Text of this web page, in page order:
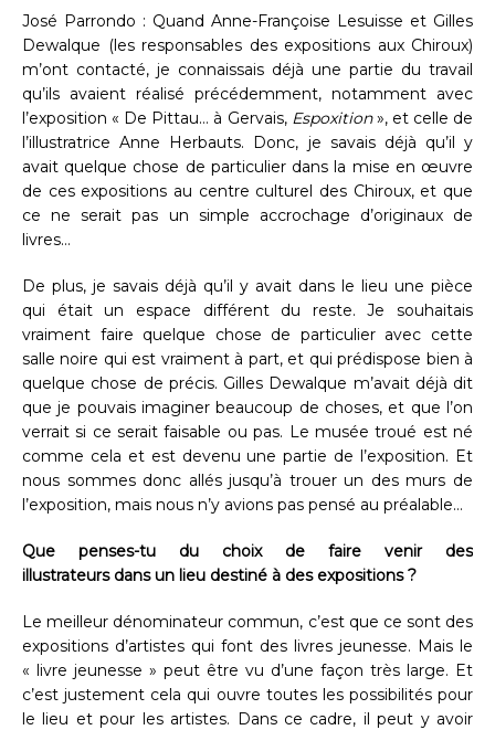
José Parrondo : Quand Anne-Françoise Lesuisse et Gilles
Dewalque (les responsables des expositions aux Chiroux)
m’ont contacté, je connaissais déjà une partie du travail
qu’ils avaient réalisé précédemment, notamment avec
l’exposition « De Pittau… à Gervais, Espoxition», et celle de
l’illustratrice Anne Herbauts. Donc, je savais déjà qu’il y
avait quelque chose de particulier dans la mise en œuvre
de ces expositions au centre culturel des Chiroux, et que
ce ne serait pas un simple accrochage d’originaux de
livres…
De plus, je savais déjà qu’il y avait dans le lieu une pièce
qui était un espace différent du reste. Je souhaitais
vraiment faire quelque chose de particulier avec cette
salle noire qui est vraiment à part, et qui prédispose bien à
quelque chose de précis. Gilles Dewalque m’avait déjà dit
que je pouvais imaginer beaucoup de choses, et que l’on
verrait si ce serait faisable ou pas. Le musée troué est né
comme cela et est devenu une partie de l’exposition. Et
nous sommes donc allés jusqu’à trouer un des murs de
l’exposition, mais nous n’y avions pas pensé au préalable…
Que penses-tu du choix de faire venir des
illustrateurs dans un lieu destiné à des expositions ?
Le meilleur dénominateur commun, c’est que ce sont des
expositions d’artistes qui font des livres jeunesse. Mais le
« livre jeunesse » peut être vu d’une façon très large. Et
c’est justement cela qui ouvre toutes les possibilités pour
le lieu et pour les artistes. Dans ce cadre, il peut y avoir